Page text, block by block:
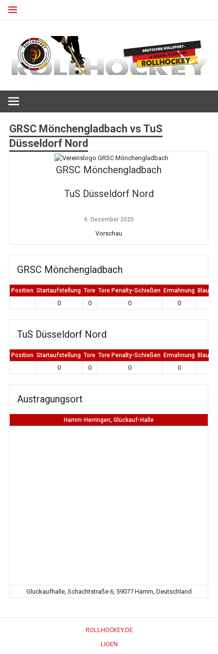
Zum
GRSC Mönchengladbach vs TuS
Düsseldorf Nord
GRSC Mönchengladbach
TuS Düsseldorf Nord
6. Dezember 2020
Vorschau
GRSC Mönchengladbach
Position Startaufstellung Tore Tore Penalty-Schießen Ermahnung Blaue
0 0 0 0
TuS Düsseldorf Nord
Position Startaufstellung Tore Tore Penalty-Schießen Ermahnung Blaue
0 0 0 0
Austragungsort
Hamm-Herringen, Glückauf-Halle
Glückaufhalle, Schachtstraße 6, 59077 Hamm, Deutschland
ROLLHOCKEY.DE
LIGEN